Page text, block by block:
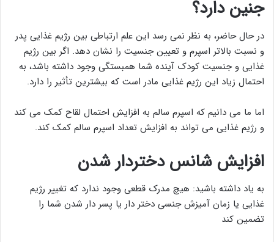
جنین دارد؟
در حال حاضر، به نظر نمی رسد این علم ارتباطی بین رژیم غذایی پدر
و نسبت بالاتر اسپرم و تعیین جنسیت را نشان دهد. اگر بین رژیم
غذایی و جنسیت کودک آینده شما همبستگی وجود داشته باشد، به
احتمال زیاد این رژیم غذایی مادر است که بیشترین تأثیر را دارد.
اما ما می دانیم که اسپرم سالم به افزایش احتمال لقاح کمک می کند
و رژیم غذایی می تواند به افزایش تعداد اسپرم سالم کمک کند.
افزایش شانس دختردار شدن
به یاد داشته باشید: هیچ مدرک قطعی وجود ندارد که تغییر رژیم
غذایی یا زمان آمیزش جنسی دختر دار یا پسر دار شدن شما را
تضمین کند